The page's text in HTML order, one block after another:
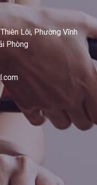
Lôi, Phường Vĩnh
Phòng